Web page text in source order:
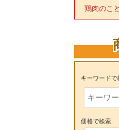
鶏肉のこと
キーワードで
価格で検索